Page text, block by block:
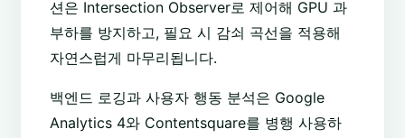
션은 Intersection Observer로 제어해 GPU 과
부하를 방지하고, 필요 시 감쇠 곡선을 적용해
자연스럽게 마무리됩니다.
백엔드 로깅과 사용자 행동 분석은 Google
Analytics 4와 Contentsquare를 병행 사용하